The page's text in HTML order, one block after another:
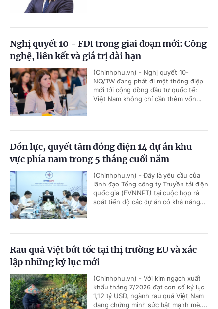
Nghị quyết 10 - FDI trong giai đoạn mới: Công
nghệ, liên kết và giá trị dài hạn
(Chinhphu.vn) - Nghị quyết 10-
NQ/TW đang phát đi một thông điệp
mới tới cộng đồng đầu tư quốc tế:
Việt Nam không chỉ cần thêm vốn...
Dồn lực, quyết tâm đóng điện 14 dự án khu
vực phía nam trong 5 tháng cuối năm
(Chinhphu.vn) - Đây là yêu cầu của
lãnh đạo Tổng công ty Truyền tải điện
quốc gia (EVNNPT) tại cuộc họp rà
soát tiến độ các dự án có khả năng...
Rau quả Việt bứt tốc tại thị trường EU và xác
lập những kỷ lục mới
(Chinhphu.vn) - Với kim ngạch xuất
khẩu tháng 7/2026 đạt con số kỷ lục
1,12 tỷ USD, ngành rau quả Việt Nam
đang chứng minh sức bật mạnh mẽ....